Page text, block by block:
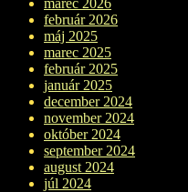
marec 2026
február 2026
máj 2025
marec 2025
február 2025
január 2025
december 2024
november 2024
október 2024
september 2024
august 2024
júl 2024